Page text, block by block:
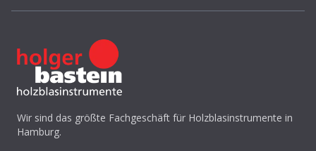
Wir sind das größte Fachgeschäft für Holzblasinstrumente in
Hamburg.